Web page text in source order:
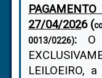
27/04/2026 (
0013/0226): O
LEILOEIRO,